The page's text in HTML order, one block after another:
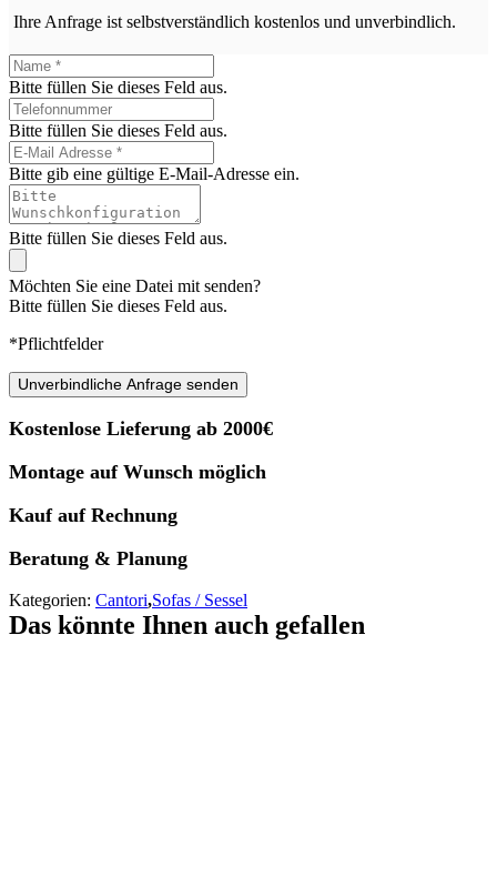
Ihre Anfrage ist selbstverständlich kostenlos und unverbindlich.
Bitte füllen Sie dieses Feld aus.
Bitte füllen Sie dieses Feld aus.
Bitte gib eine gültige E-Mail-Adresse ein.
Bitte füllen Sie dieses Feld aus.
Möchten Sie eine Datei mit senden?
Bitte füllen Sie dieses Feld aus.
*Pflichtfelder
Unverbindliche Anfrage senden
Kostenlose Lieferung ab 2000€
Montage auf Wunsch möglich
Kauf auf Rechnung
Beratung & Planung
Kategorien: Cantori,Sofas / Sessel
Das könnte Ihnen auch gefallen